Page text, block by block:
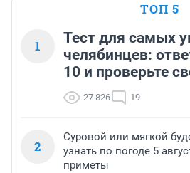
ТОП 5
1
Тест для самых
челябинцев:
10 и проверьте
27 826 19
2
Суровой или мягкой
узнать по погоде 5
приметы